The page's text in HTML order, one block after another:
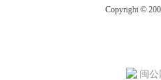
Copyright ©
闽公